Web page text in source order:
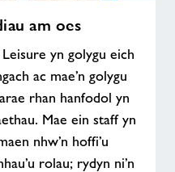
am oes
yn golygu eich
ac mae’n golygu
rhan hanfodol yn
Mae ein staff yn
nhw’n hoffi’u
rolau; rydyn ni’n